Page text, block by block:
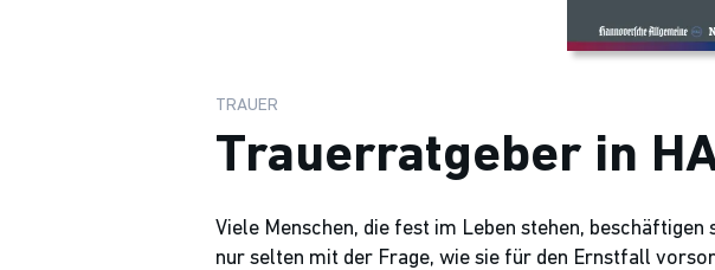
TRAUER
Trauerratgeber in
Viele Menschen, die fest im Leben stehen, beschäftigen
nur selten mit der Frage, wie sie für den Ernstfall